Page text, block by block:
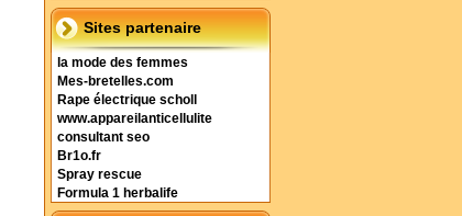
Sites partenaire
la mode des femmes
Mes-bretelles.com
Rape électrique scholl
www.appareilanticellulite
consultant seo
Br1o.fr
Spray rescue
Formula 1 herbalife